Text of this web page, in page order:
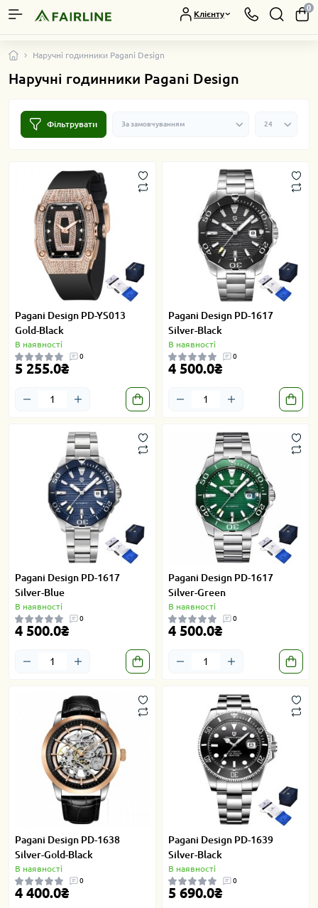
Клієнту
0
Наручні годинники Pagani Design
Наручні годинники Pagani Design
Фільтрувати
Pagani Design PD-YS013
Gold-Black
В наявності
0
5 255.0₴
Pagani Design PD-1617
Silver-Black
В наявності
0
4 500.0₴
Pagani Design PD-1617
Silver-Blue
В наявності
0
4 500.0₴
Pagani Design PD-1617
Silver-Green
В наявності
0
4 500.0₴
Pagani Design PD-1638
Silver-Gold-Black
В наявності
0
4 400.0₴
Pagani Design PD-1639
Silver-Black
В наявності
0
5 690.0₴